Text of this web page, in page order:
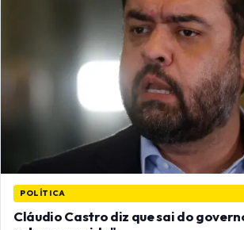
POLÍTICA
Cláudio Castro diz que sai do